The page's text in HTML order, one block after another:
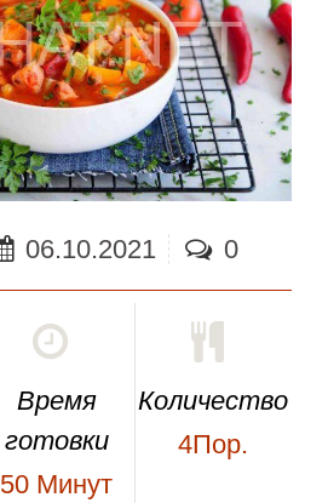
06.10.2021 0
Время
готовки
50 Минут
Количество
4Пор.